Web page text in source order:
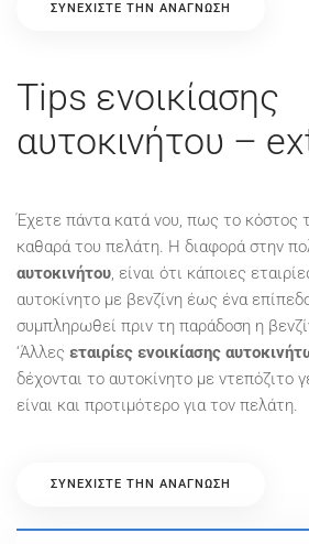
ΣΥΝΕΧΊΣΤΕ ΤΗΝ ΑΝΆΓΝΩΣΗ
Tips ενοικίασης
αυτοκινήτου –
Έχετε πάντα κατά νου, πως το κόστος
καθαρά του πελάτη. Η διαφορά στην
αυτοκινήτου, είναι ότι κάποιες
αυτοκίνητο με βενζίνη έως ένα
συμπληρωθεί πριν τη παράδοση η
‘Άλλες εταιρίες ενοικίασης
δέχονται το αυτοκίνητο με ντεπόζιτο
είναι και προτιμότερο για τον πελάτη.
ΣΥΝΕΧΊΣΤΕ ΤΗΝ ΑΝΆΓΝΩΣΗ